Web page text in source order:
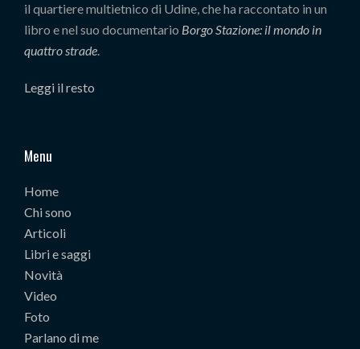
il quartiere multietnico di Udine, che ha raccontato in un
libro e nel suo documentario Borgo Stazione: il mondo in
quattro strade.
Leggi il resto
Menu
Home
Chi sono
Articoli
Libri e saggi
Novità
Video
Foto
Parlano di me